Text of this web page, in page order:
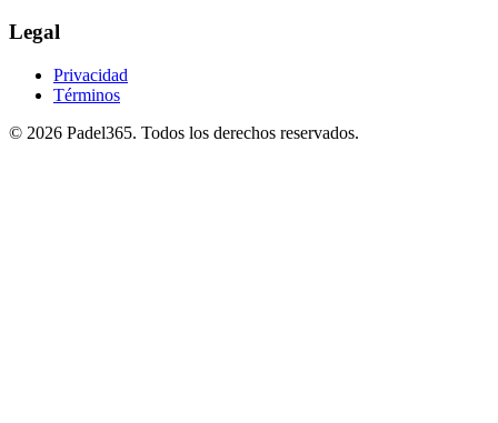
Legal
Privacidad
Términos
© 2026 Padel365. Todos los derechos reservados.